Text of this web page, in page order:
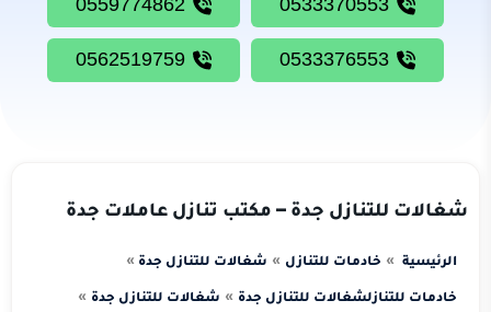
للتنازل
شغالات للتنازل جدة – مكتب تنازل عاملات جدة
الرئيسية خادمات للتنازل شغالات للتنازل جدة
خادمات للتنازلشغالات للتنازل جدة شغالات للتنازل جدة